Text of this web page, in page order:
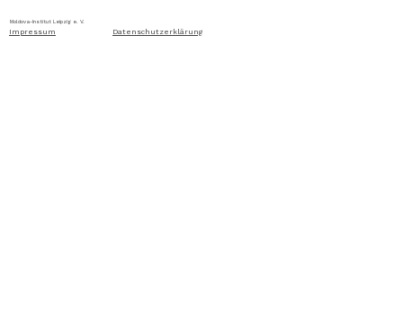
Moldova-Institut Leipzig e. V. Ritterstraße 24, D-04109
Impressum Datenschutzerklärung